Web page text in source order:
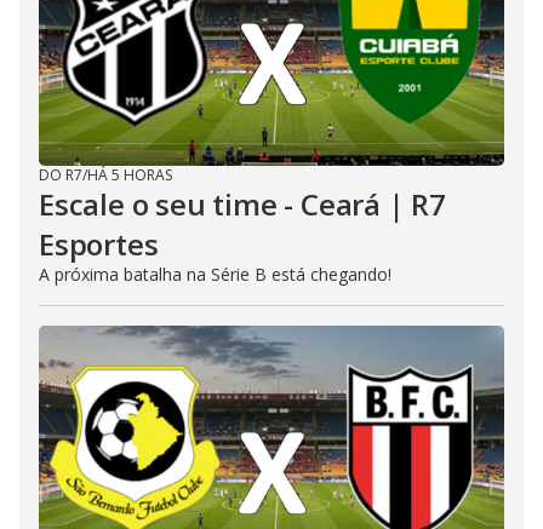
DO R7/HÁ 5 HORAS
Escale o seu time - Ceará | R7
Esportes
A próxima batalha na Série B está chegando!